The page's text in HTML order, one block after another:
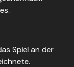
Spiel an der